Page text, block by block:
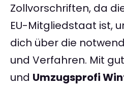
Zollvorschriften, da
EU-Mitgliedstaat ist,
dich über die
und Verfahren. Mit
und Umzugsprofi